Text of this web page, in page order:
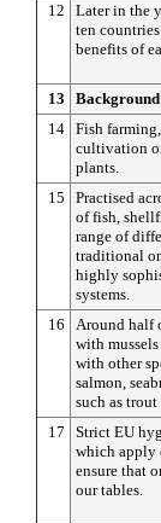
12
Later in the
ten
benefits of
13
Background
14 Fish
cultivation
plants.
15
Practised
of fish,
range of
traditional
highly
systems.
16
Around half
with
with other
salmon,
such as trout
17
Strict EU
which apply
ensure that
our tables.